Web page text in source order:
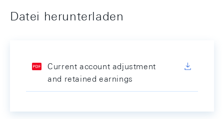
Datei herunterladen
Current account adjustment
and retained earnings